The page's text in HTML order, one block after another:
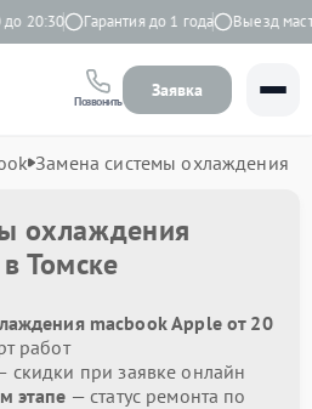
20:30 Гарантия до 1 года Выезд
Позвонить
Заявка
Замена системы охлаждения
охлаждения
в Томске
macbook Apple от 20
работ
скидки при заявке онлайн
этапе — статус ремонта по